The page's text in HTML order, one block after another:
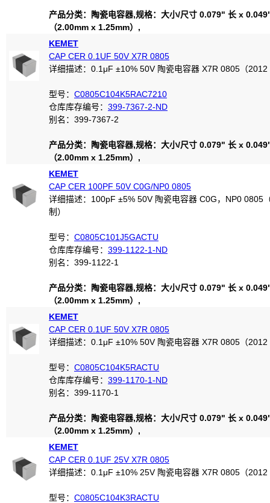
产品分类：陶瓷电容器,规格：大小/尺寸 0.079" 长 x
（2.00mm x 1.25mm）,
KEMET
CAP CER 0.1UF 50V X7R 0805
详细描述：0.1μF ±10% 50V 陶瓷电容器 X7R 0805（2012
型号： C0805C104K5RAC7210
仓库库存编号： 399-7367-2-ND
别名：399-7367-2
产品分类：陶瓷电容器,规格：大小/尺寸 0.079" 长 x
（2.00mm x 1.25mm）,
KEMET
CAP CER 100PF 50V C0G/NP0 0805
详细描述：100pF ±5% 50V 陶瓷电容器 C0G，NP0 0805
制）
型号： C0805C101J5GACTU
仓库库存编号： 399-1122-1-ND
别名：399-1122-1
产品分类：陶瓷电容器,规格：大小/尺寸 0.079" 长 x
（2.00mm x 1.25mm）,
KEMET
CAP CER 0.1UF 50V X7R 0805
详细描述：0.1μF ±10% 50V 陶瓷电容器 X7R 0805（2012
型号： C0805C104K5RACTU
仓库库存编号： 399-1170-1-ND
别名：399-1170-1
产品分类：陶瓷电容器,规格：大小/尺寸 0.079" 长 x
（2.00mm x 1.25mm）,
KEMET
CAP CER 0.1UF 25V X7R 0805
详细描述：0.1μF ±10% 25V 陶瓷电容器 X7R 0805（2012
型号： C0805C104K3RACTU